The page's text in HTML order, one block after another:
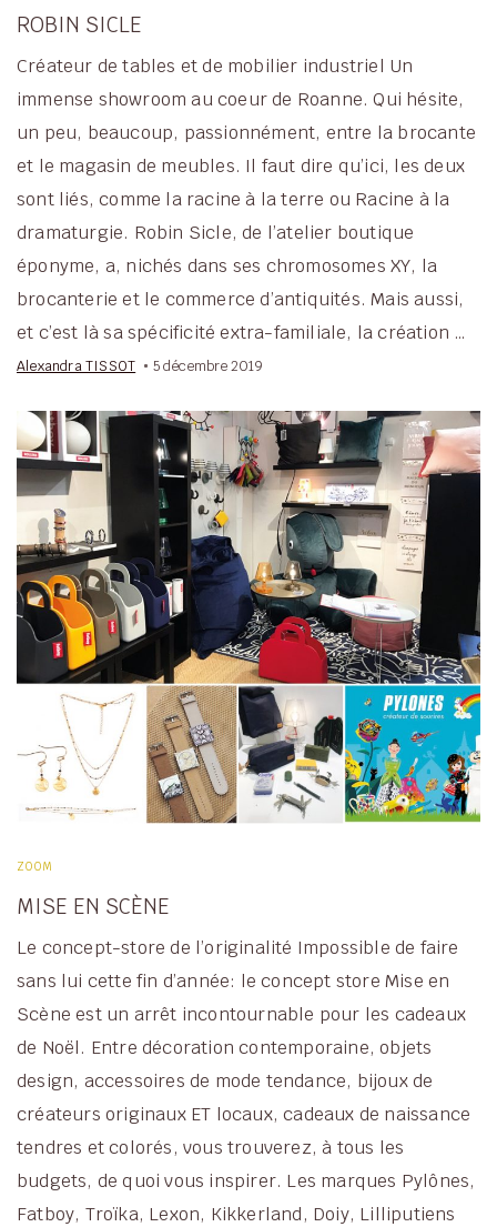
ROBIN SICLE
Créateur de tables et de mobilier industriel Un
immense showroom au coeur de Roanne. Qui hésite,
un peu, beaucoup, passionnément, entre la brocante
et le magasin de meubles. Il faut dire qu’ici, les deux
sont liés, comme la racine à la terre ou Racine à la
dramaturgie. Robin Sicle, de l’atelier boutique
éponyme, a, nichés dans ses chromosomes XY, la
brocanterie et le commerce d’antiquités. Mais aussi,
et c’est là sa spécificité extra-familiale, la création …
Alexandra TISSOT 5 décembre 2019
ZOOM
MISE EN SCÈNE
Le concept-store de l’originalité Impossible de faire
sans lui cette fin d’année: le concept store Mise en
Scène est un arrêt incontournable pour les cadeaux
de Noël. Entre décoration contemporaine, objets
design, accessoires de mode tendance, bijoux de
créateurs originaux ET locaux, cadeaux de naissance
tendres et colorés, vous trouverez, à tous les
budgets, de quoi vous inspirer. Les marques Pylônes,
Fatboy, Troïka, Lexon, Kikkerland, Doiy, Lilliputiens